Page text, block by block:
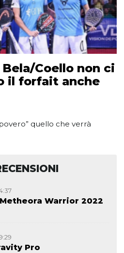
Coello non ci
il forfait anche
quello che verrà
Warrior 2022
Pro